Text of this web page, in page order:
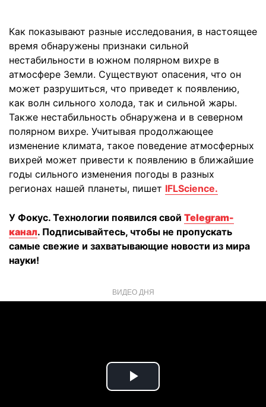
Как показывают разные исследования, в настоящее
время обнаружены признаки сильной
нестабильности в южном полярном вихре в
атмосфере Земли. Существуют опасения, что он
может разрушиться, что приведет к появлению,
как волн сильного холода, так и сильной жары.
Также нестабильность обнаружена и в северном
полярном вихре. Учитывая продолжающее
изменение климата, такое поведение атмосферных
вихрей может привести к появлению в ближайшие
годы сильного изменения погоды в разных
регионах нашей планеты, пишет IFLScience.
У Фокус. Технологии появился свой Telegram-
канал. Подписывайтесь, чтобы не пропускать
самые свежие и захватывающие новости из мира
науки!
ВИДЕО ДНЯ
Play